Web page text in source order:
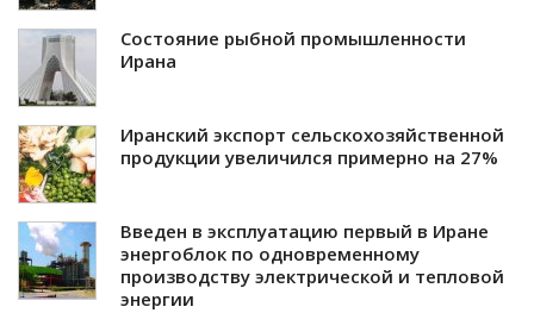
Состояние рыбной промышленности
Ирана
Иранский экспорт сельскохозяйственной
продукции увеличился примерно на 27%
Введен в эксплуатацию первый в Иране
энергоблок по одновременному
производству электрической и тепловой
энергии